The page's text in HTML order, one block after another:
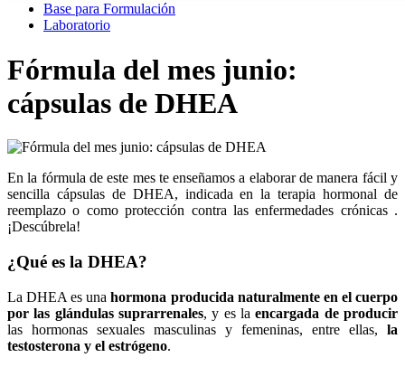
Base para Formulación
Laboratorio
Fórmula del mes junio:
cápsulas de DHEA
En la fórmula de este mes te enseñamos a elaborar de manera fácil y
sencilla cápsulas de DHEA, indicada en la terapia hormonal de
reemplazo o como protección contra las enfermedades crónicas .
¡Descúbrela!
¿Qué es la DHEA?
La DHEA es unahormona producida naturalmente en el cuerpo
por las glándulas suprarrenales, y es laencargada de producir
las hormonas sexuales masculinas y femeninas, entre ellas, la
testosterona y el estrógeno.